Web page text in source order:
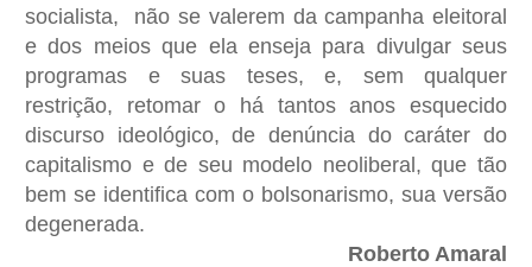
socialista, não se valerem da campanha eleitoral
e dos meios que ela enseja para divulgar seus
programas e suas teses, e, sem qualquer
restrição, retomar o há tantos anos esquecido
discurso ideológico, de denúncia do caráter do
capitalismo e de seu modelo neoliberal, que tão
bem se identifica com o bolsonarismo, sua versão
degenerada.
Roberto Amaral